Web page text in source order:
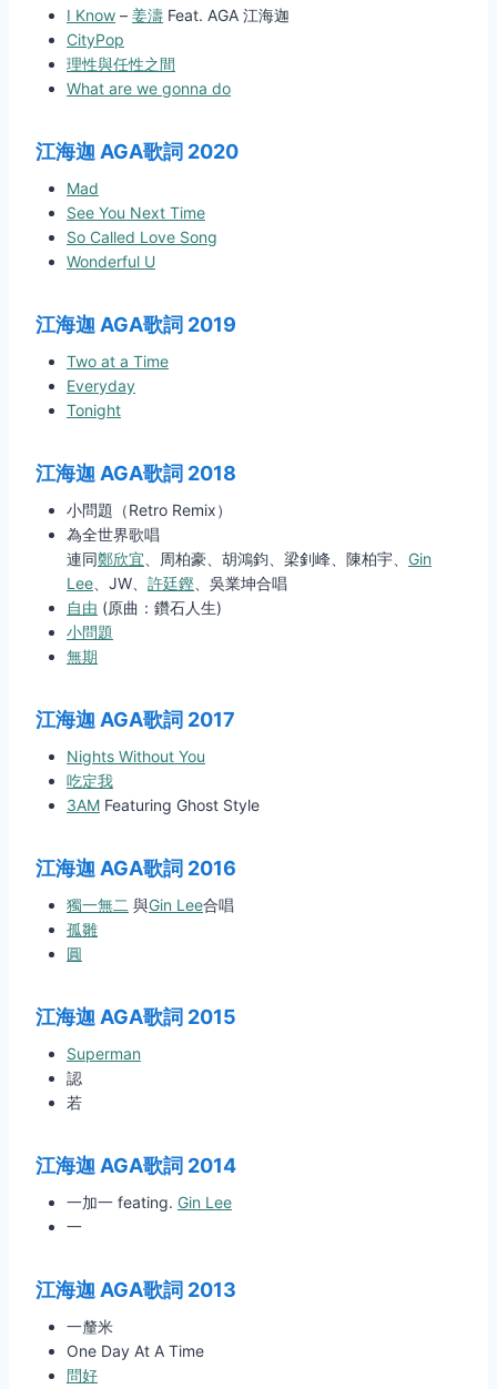
I Know – 姜濤 Feat. AGA 江海迦
CityPop
理性與任性之間
What are we gonna do
江海迦 AGA歌詞 2020
Mad
See You Next Time
So Called Love Song
Wonderful U
江海迦 AGA歌詞 2019
Two at a Time
Everyday
Tonight
江海迦 AGA歌詞 2018
小問題（Retro Remix）
為全世界歌唱
連同鄭欣宜 、周柏豪、胡鴻鈞、梁釗峰、陳柏宇、 Gin
Lee 、JW、 許廷鏗 、吳業坤合唱
自由 (原曲：鑽石人生)
小問題
無期
江海迦 AGA歌詞 2017
Nights Without You
吃定我
3AM Featuring Ghost Style
江海迦 AGA歌詞 2016
獨一無二 與Gin Lee合唱
孤雛
圓
江海迦 AGA歌詞 2015
Superman
認
若
江海迦 AGA歌詞 2014
一加一 feating. Gin Lee
一
江海迦 AGA歌詞 2013
一釐米
One Day At A Time
問好